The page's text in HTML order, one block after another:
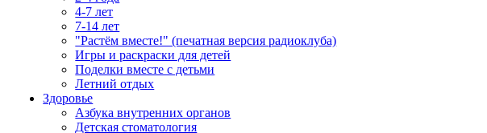
4-7 лет
7-14 лет
"Растём вместе!" (печатная версия радиоклуба)
Игры и раскраски для детей
Поделки вместе с детьми
Летний отдых
Здоровье
Азбука внутренних органов
Детская стоматология